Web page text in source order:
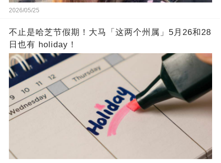
2026/05/25
不止是哈芝节假期！大马「这两个州属」5月26和28
日也有 holiday！